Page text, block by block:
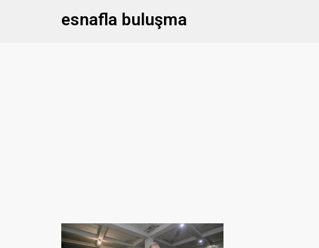
esnafla buluşma